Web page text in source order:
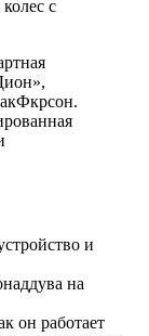
с
и
на
он работает